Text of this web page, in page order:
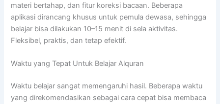
materi bertahap, dan fitur koreksi bacaan. Beberapa
aplikasi dirancang khusus untuk pemula dewasa, sehingga
belajar bisa dilakukan 10–15 menit di sela aktivitas.
Fleksibel, praktis, dan tetap efektif.
Waktu yang Tepat Untuk Belajar Alquran
Waktu belajar sangat memengaruhi hasil. Beberapa waktu
yang direkomendasikan sebagai cara cepat bisa membaca